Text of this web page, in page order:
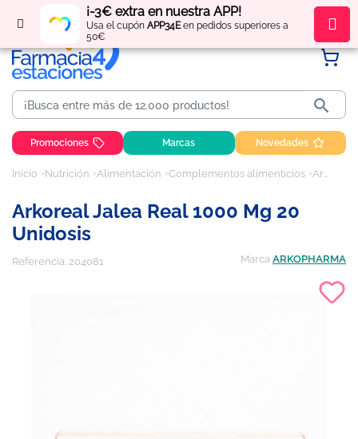
¡-3€ extra en nuestra APP!
Usa el cupón APP34Een pedidos superiores a
50€
Regístratey obténpuntos por tus compras

Promociones Marcas Novedades
Inicio Nutrición Alimentación Complementos alimenticios Arkoreal Jalea Real 1000 mg 20 unidosis
Arkoreal Jalea Real 1000 Mg 20
Unidosis
Referencia: 204081 Marca ARKOPHARMA